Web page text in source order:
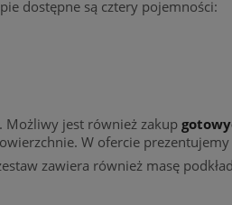
dostępne są cztery pojemności:
Możliwy jest również zakup
W ofercie prezentujemy
zawiera również masę